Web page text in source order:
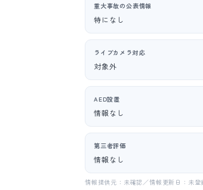
重大事故の公表情報
特になし
ライブカメラ対応
対象外
AED設置
情報なし
第三者評価
情報なし
情報提供元：未確認／情報更新日：未